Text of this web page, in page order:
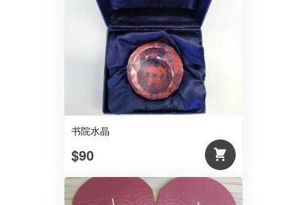
书院水晶
$90